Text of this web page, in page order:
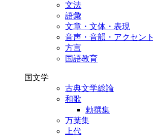
文法
語彙
文章・文体・表現
音声・音韻・アクセント
方言
国語教育
国文学
古典文学総論
和歌
勅撰集
万葉集
上代